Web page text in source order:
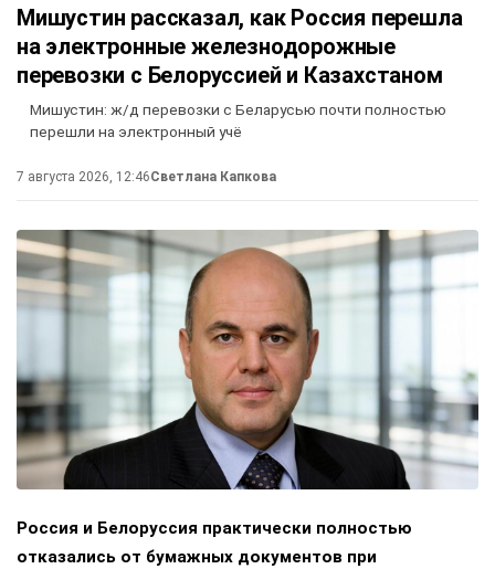
Мишустин рассказал, как Россия перешла
на электронные железнодорожные
перевозки с Белоруссией и Казахстаном
Мишустин: ж/д перевозки с Беларусью почти полностью
перешли на электронный учё
7 августа 2026, 12:46Светлана Капкова
Россия и Белоруссия практически полностью
отказались от бумажных документов при